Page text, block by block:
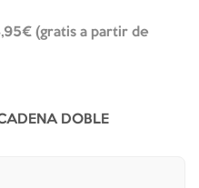
(gratis a partir de
DOBLE